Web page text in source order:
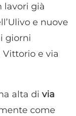
lavori già
e nuove
giorni
Vittorio e via
alta di via
come